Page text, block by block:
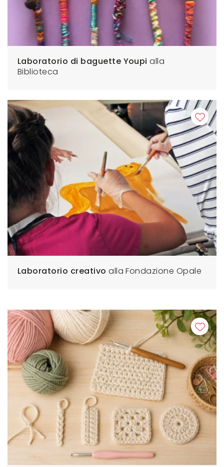
Laboratorio di baguette Youpialla
Biblioteca
Laboratorio creativoalla Fondazione Opale